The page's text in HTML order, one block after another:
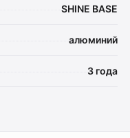
SHINE BASE
алюминий
3 года